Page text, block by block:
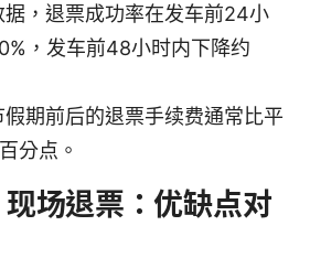
据，退票成功率在发车前24小
，发车前48小时内下降约
期前后的退票手续费通常比平
分点。
场退票：优缺点对